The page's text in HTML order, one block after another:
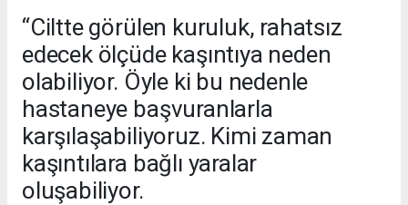
“Ciltte görülen kuruluk, rahatsız
edecek ölçüde kaşıntıya neden
olabiliyor. Öyle ki bu nedenle
hastaneye başvuranlarla
karşılaşabiliyoruz. Kimi zaman
kaşıntılara bağlı yaralar
oluşabiliyor.